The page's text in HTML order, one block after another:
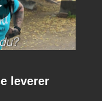
leverer